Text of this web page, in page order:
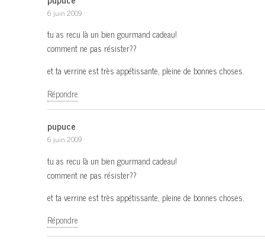
6 juin 2009
tu as recu là un bien gourmand cadeau!
comment ne pas résister??
et ta verrine est très appétissante, pleine de bonnes choses.
Répondre
pupuce
6 juin 2009
tu as recu là un bien gourmand cadeau!
comment ne pas résister??
et ta verrine est très appétissante, pleine de bonnes choses.
Répondre